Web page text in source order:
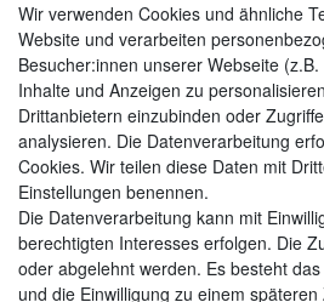
Zahlungsarten
Weitere Zahlungsarten:
Kauf auf Rechnung
Vorkasse
Wir verwenden Cookies und ähnliche
Website und verarbeiten
Besucher:innen unserer Webseite
Inhalte und Anzeigen zu
Drittanbietern einzubinden oder
analysieren. Die Datenverarbeitung
Cookies. Wir teilen diese Daten mit
Einstellungen benennen.
Die Datenverarbeitung kann mit
berechtigten Interesses erfolgen. Die
oder abgelehnt werden. Es besteht
und die Einwilligung zu einem